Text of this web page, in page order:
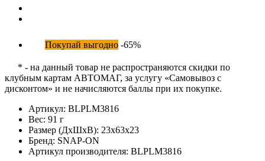
Покупай выгодно -65%
* - на данный товар не распространяются скидки по
клубным картам АВТОМАГ, за услугу «Самовывоз с
дисконтом» и не начисляются баллы при их покупке.
Артикул: BLPLM3816
Вес: 91 г
Размер (ДхШхВ): 23x63x23
Бренд: SNAP-ON
Артикул производителя: BLPLM3816